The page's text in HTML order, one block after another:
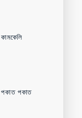
পকাত পকাত